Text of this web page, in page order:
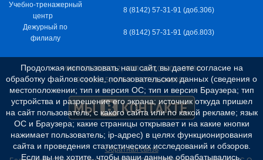
Учебно-тренажерный
центр
8 (8142) 57-31-91 (доб.306)
Дежурный по
филиалу
8 (8142) 57-31-91 (доб.803)
ИНН 7805029012, КПП 100103001, ОКПО
97163915, ОГРН 1037811048989
Обратная связь
Продолжая использовать наш сайт, вы даете согласие на
обработку файлов cookie, пользовательских данных (сведения о
местоположении; тип и версия ОС; тип и версия Браузера; тип
устройства и разрешение его экрана; источник откуда пришел
на сайт пользователь; с какого сайта или по какой рекламе; язык
ОС и Браузера; какие страницы открывает и на какие кнопки
нажимает пользователь; ip-адрес) в целях функционирования
сайта и проведения статистических исследований и обзоров.
Если вы не хотите, чтобы ваши данные обрабатывались,